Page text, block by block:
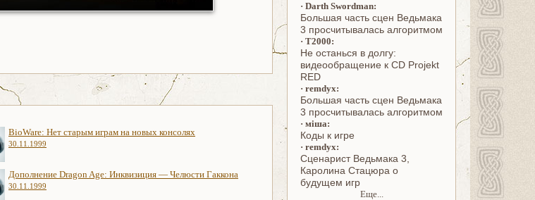
BioWare: Нет старым играм на новых консолях
30.11.1999
Дополнение Dragon Age: Инквизиция — Челюсти Гаккона
30.11.1999
· Darth Swordman:
Большая часть сцен Ведьмака
3 просчитывалась алгоритмом
· T2000:
Не останься в долгу:
видеообращение к CD Projekt
RED
· remdyx:
Большая часть сцен Ведьмака
3 просчитывалась алгоритмом
· міша:
Коды к игре
· remdyx:
Cценарист Ведьмака 3,
Каролина Стацюра о
будущем игр
Еще...